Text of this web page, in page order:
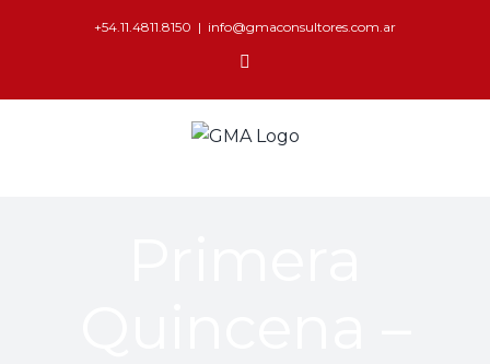
+54.11.4811.8150 | info@gmaconsultores.com.ar